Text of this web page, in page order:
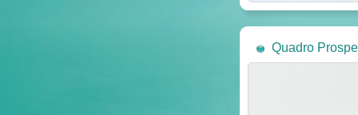
Quadro